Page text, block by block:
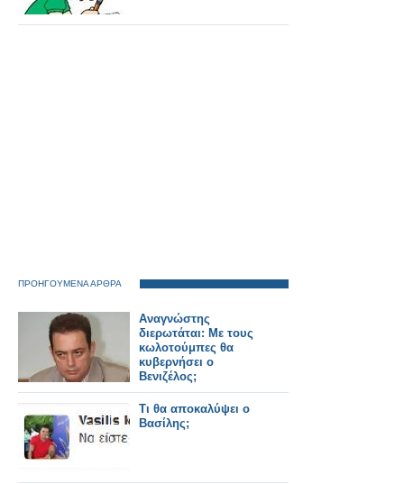
ΠΡΟΗΓΟΥΜΕΝΑ ΑΡΘΡΑ
Αναγνώστης
διερωτάται: Mε τους
κωλοτούμπες θα
κυβερνήσει ο
Βενιζέλος;
Τι θα αποκαλύψει ο
Βασίλης;